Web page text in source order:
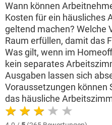
Wann können
Kosten für ein häusliches
geltend machen? Welche
Raum erfüllen, damit das
Was gilt, wenn im
kein separates
Ausgaben lassen sich
Voraussetzungen können
das häusliche